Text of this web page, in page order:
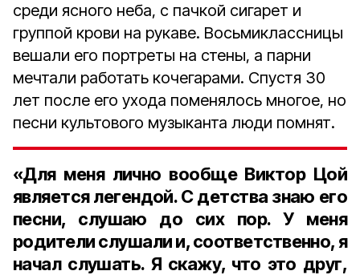
среди ясного неба, с пачкой сигарет и
группой крови на рукаве. Восьмиклассницы
вешали его портреты на стены, а парни
мечтали работать кочегарами. Спустя 30
лет после его ухода поменялось многое, но
песни культового музыканта люди помнят.
«Для меня лично вообще Виктор Цой
является легендой. С детства знаю его
песни, слушаю до сих пор. У меня
родители слушали и, соответственно, я
начал слушать. Я скажу, что это друг,